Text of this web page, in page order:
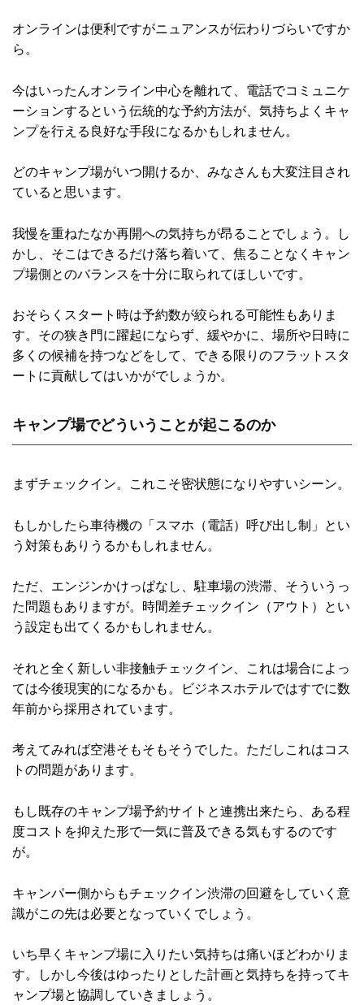
オンラインは便利ですがニュアンスが伝わりづらいですか
ら。
今はいったんオンライン中心を離れて、電話でコミュニケ
ーションするという伝統的な予約方法が、気持ちよくキャ
ンプを行える良好な手段になるかもしれません。
どのキャンプ場がいつ開けるか、みなさんも大変注目され
ていると思います。
我慢を重ねたなか再開への気持ちが昂ることでしょう。し
かし、そこはできるだけ落ち着いて、焦ることなくキャン
プ場側とのバランスを十分に取られてほしいです。
おそらくスタート時は予約数が絞られる可能性もありま
す。その狭き門に躍起にならず、緩やかに、場所や日時に
多くの候補を持つなどをして、できる限りのフラットスタ
ートに貢献してはいかがでしょうか。
キャンプ場でどういうことが起こるのか
まずチェックイン。これこそ密状態になりやすいシーン。
もしかしたら車待機の「スマホ（電話）呼び出し制」とい
う対策もありうるかもしれません。
ただ、エンジンかけっぱなし、駐車場の渋滞、そういうっ
た問題もありますが。時間差チェックイン（アウト）とい
う設定も出てくるかもしれません。
それと全く新しい非接触チェックイン、これは場合によっ
ては今後現実的になるかも。ビジネスホテルではすでに数
年前から採用されています。
考えてみれば空港そもそもそうでした。ただしこれはコス
トの問題があります。
もし既存のキャンプ場予約サイトと連携出来たら、ある程
度コストを抑えた形で一気に普及できる気もするのです
が。
キャンパー側からもチェックイン渋滞の回避をしていく意
識がこの先は必要となっていくでしょう。
いち早くキャンプ場に入りたい気持ちは痛いほどわかりま
す。しかし今後はゆったりとした計画と気持ちを持ってキ
ャンプ場と協調していきましょう。